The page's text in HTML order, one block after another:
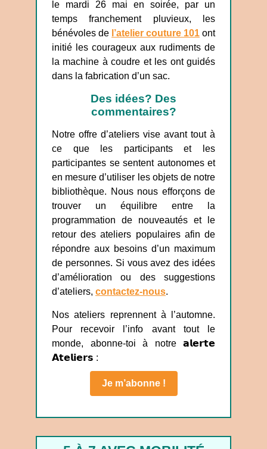
le mardi 26 mai en soirée, par un
temps franchement pluvieux, les
bénévoles de l’atelier couture 101 ont
initié les courageux aux rudiments de
la machine à coudre et les ont guidés
dans la fabrication d’un sac.
Des idées? Des
commentaires?
Notre offre d’ateliers vise avant tout à
ce que les participants et les
participantes se sentent autonomes et
en mesure d’utiliser les objets de notre
bibliothèque. Nous nous efforçons de
trouver un équilibre entre la
programmation de nouveautés et le
retour des ateliers populaires afin de
répondre aux besoins d’un maximum
de personnes. Si vous avez des idées
d’amélioration ou des suggestions
d’ateliers, contactez-nous.
Nos ateliers reprennent à l’automne.
Pour recevoir l’info avant tout le
monde, abonne-toi à notre 𝗮𝗹𝗲𝗿𝘁𝗲
𝗔𝘁𝗲𝗹𝗶𝗲𝗿𝘀 :
Je m’abonne !